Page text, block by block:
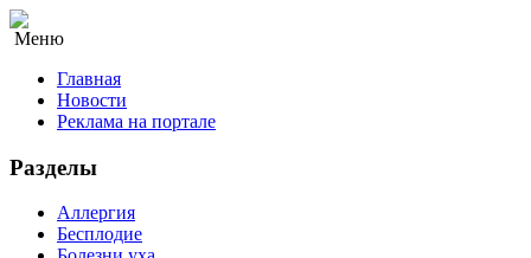
Меню
Главная
Новости
Реклама на портале
Разделы
Аллергия
Бесплодие